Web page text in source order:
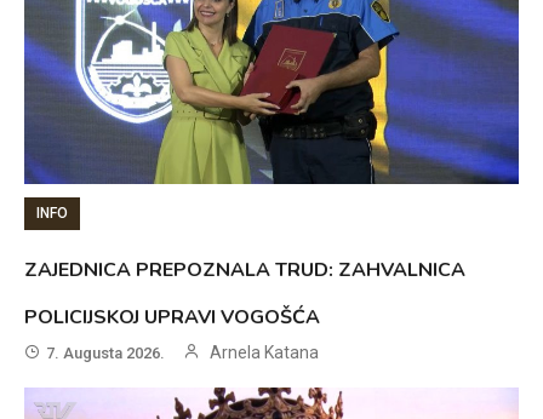
INFO
ZAJEDNICA PREPOZNALA TRUD: ZAHVALNICA
POLICIJSKOJ UPRAVI VOGOŠĆA
7. Augusta 2026. Arnela Katana